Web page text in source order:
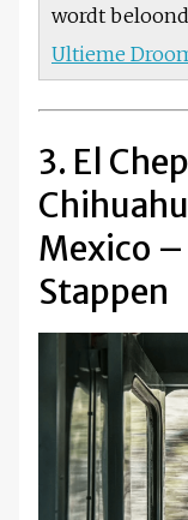
wordt
Ultieme
3. El
Mexico
Stappen